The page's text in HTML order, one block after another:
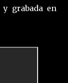
y grabada en